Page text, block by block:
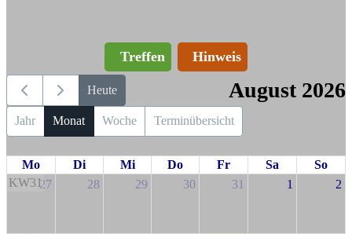
Treffen Hinweis
Heute August 2026
Jahr Monat Woche Terminübersicht
Mo Di Mi Do Fr Sa
So
KW3127 28 29 30 31 1 2